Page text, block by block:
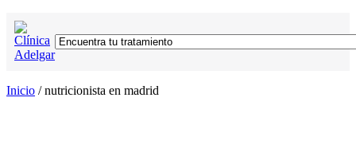
Inicio /nutricionista en madrid